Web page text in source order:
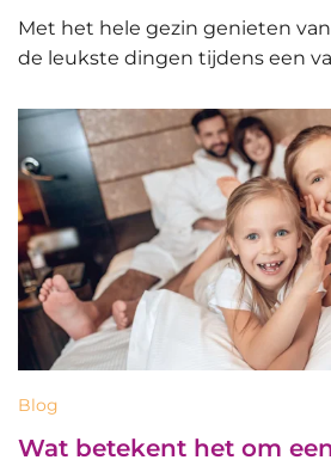
Met het hele gezin genieten
de leukste dingen tijdens een
Blog
Wat betekent het om